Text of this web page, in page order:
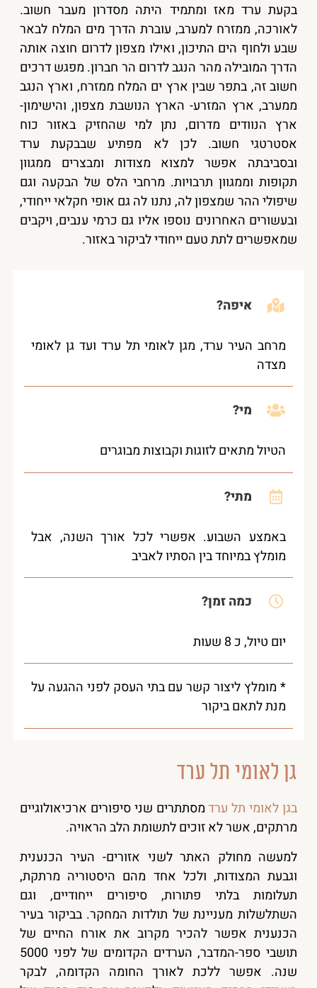
בקעת ערד מאז ומתמיד היתה מסדרון מעבר חשוב.
לאורכה, ממזרח למערב, עוברת הדרך מים המלח לבאר
שבע ולחוף הים התיכון, ואילו מצפון לדרום חוצה אותה
הדרך המובילה מהר הנגב לדרום הר חברון. מפגש דרכים
חשוב זה, בתפר שבין ארץ ים המלח ממזרח, וארץ הנגב
ממערב, ארץ המזרע- הארץ הנושבת מצפון, והישימון-
ארץ הנוודים מדרום, נתן למי שהחזיק באזור כוח
אסטרטגי חשוב. לכן לא מפתיע שבבקעת ערד
ובסביבתה אפשר למצוא מצודות ומבצרים ממגוון
תקופות וממגוון תרבויות. מרחבי הלס של הבקעה וגם
שיפולי ההר שמצפון לה, נתנו לה גם אופי חקלאי ייחודי,
ובעשורים האחרונים נוספו אליו גם כרמי ענבים, ויקבים
שמאפשרים לתת טעם ייחודי לביקור באזור.
איפה?
מרחב העיר ערד, מגן לאומי תל ערד ועד גן לאומי
מצדה
מי?
הטיול מתאים לזוגות וקבוצות מבוגרים
מתי?
באמצע השבוע. אפשרי לכל אורך השנה, אבל
מומלץ במיוחד בין הסתיו לאביב
כמה זמן?
יום טיול, כ 8 שעות
* מומלץ ליצור קשר עם בתי העסק לפני ההגעה על
מנת לתאם ביקור
גן לאומי תל ערד
בגן לאומי תל ערדמסתתרים שני סיפורים ארכיאולוגיים
מרתקים, אשר לא זוכים לתשומת הלב הראויה.
למעשה מחולק האתר לשני אזורים- העיר הכנענית
וגבעת המצודות, ולכל אחד מהם היסטוריה מרתקת,
תעלומות בלתי פתורות, סיפורים ייחודיים, וגם
השתלשלות מעניינת של תולדות המחקר. בביקור בעיר
הכנענית אפשר להכיר מקרוב את אורח החיים של
תושבי ספר-המדבר, הערדים הקדומים של לפני 5000
שנה. אפשר ללכת לאורך החומה הקדומה, לבקר